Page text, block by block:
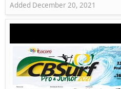
Added December 20, 2021